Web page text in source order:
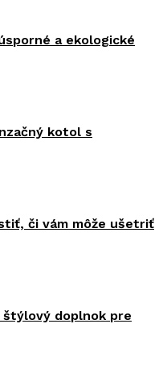
a ekologické
kotol s
či vám môže ušetriť
doplnok pre